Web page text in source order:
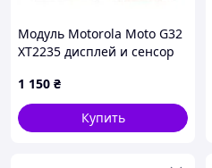
Модуль Motorola Moto G32
XT2235 дисплей и сенсор
1 150 ₴
Купить